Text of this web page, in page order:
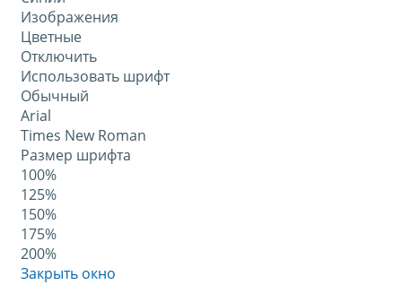
Изображения
Цветные
Отключить
Использовать шрифт
Обычный
Arial
Times New Roman
Размер шрифта
100%
125%
150%
175%
200%
Закрыть окно